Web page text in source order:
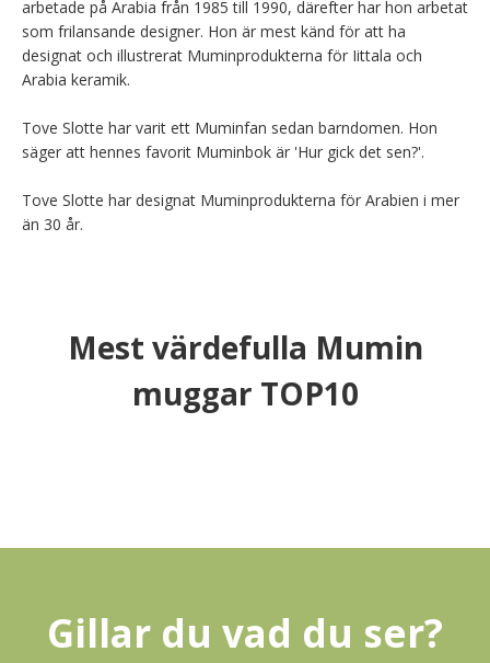
arbetade på Arabia från 1985 till 1990, därefter har hon arbetat
som frilansande designer. Hon är mest känd för att ha
designat och illustrerat Muminprodukterna för Iittala och
Arabia keramik.
Tove Slotte har varit ett Muminfan sedan barndomen. Hon
säger att hennes favorit Muminbok är 'Hur gick det sen?'.
Tove Slotte har designat Muminprodukterna för Arabien i mer
än 30 år.
Mest värdefulla Mumin
muggar TOP10
Gillar du vad du ser?